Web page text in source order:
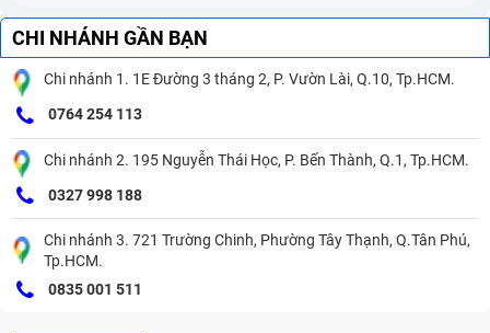
CHI NHÁNH GẦN BẠN
Chi nhánh 1. 1E Đường 3 tháng 2, P. Vườn Lài, Q.10, Tp.HCM.
0764 254 113
Chi nhánh 2. 195 Nguyễn Thái Học, P. Bến Thành, Q.1, Tp.HCM.
0327 998 188
Chi nhánh 3. 721 Trường Chinh, Phường Tây Thạnh, Q.Tân Phú,
Tp.HCM.
0835 001 511